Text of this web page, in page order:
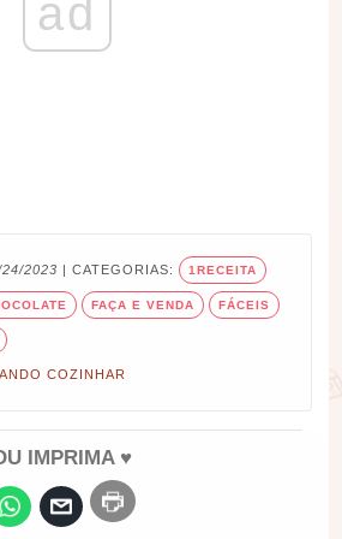
ad
24/2023 | CATEGORIAS: 1RECEITA
FAÇA E VENDA FÁCEIS
COZINHAR
IMPRIMA ♥